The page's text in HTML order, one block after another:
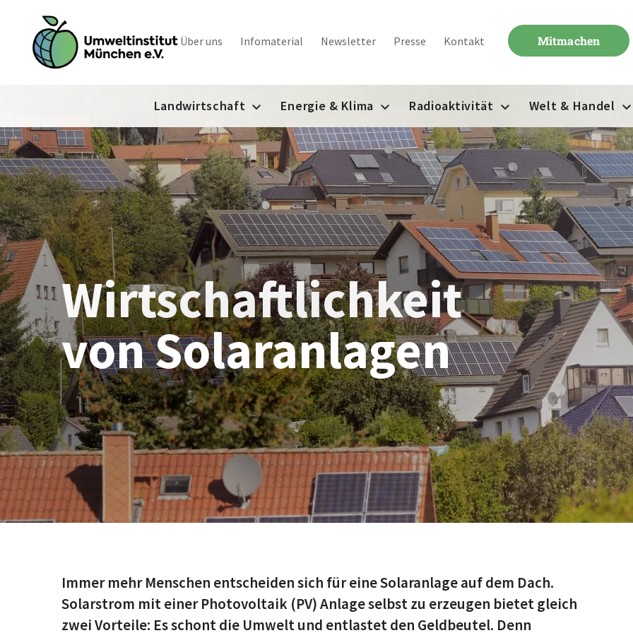
Über uns Infomaterial Newsletter Presse Kontakt Mitmachen
Landwirtschaft Energie & Klima Radioaktivität Welt & Handel
Wirtschaftlichkeit
von Solaranlagen
Immer mehr Menschen entscheiden sich für eine Solaranlage auf dem Dach.
Solarstrom mit einer Photovoltaik (PV) Anlage selbst zu erzeugen bietet gleich
zwei Vorteile: Es schont die Umwelt und entlastet den Geldbeutel. Denn